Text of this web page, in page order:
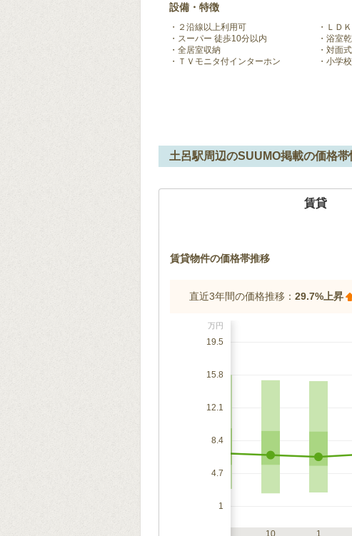
設備・特徴
２沿線以上利用可
ＬＤ
スーパー 徒歩10分以内
浴室
全居室収納
対面
ＴＶモニタ付インターホン
小学
土呂駅周辺のSUUMO掲載の価格帯
賃貸
賃貸物件の価格帯推移
直近3年間の価格推移： 29.7%上昇
万円
19.5
15.8
12.1
8.4
4.7
1
10
1